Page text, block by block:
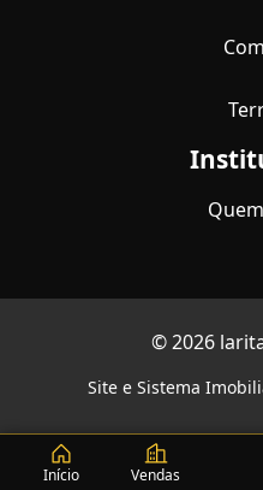
© 2026
Site e Sistema
Início Vendas